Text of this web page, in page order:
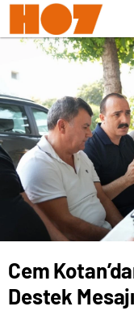
Cem
Destek Mesajı